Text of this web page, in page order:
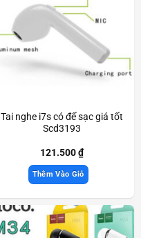
Tai nghe i7s có đế sạc giá tốt
Scd3193
121.500₫
Thêm Vào Giỏ